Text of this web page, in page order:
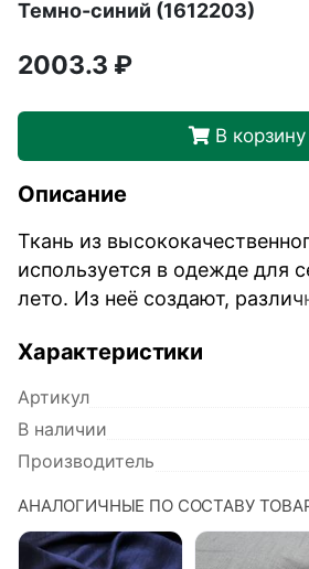
Темно-синий (1612203)
2003.3 ₽
В корзину
Описание
Ткань из
используется в одежде для
лето. Из неё создают,
используется для пошива
текстиля, например,
постельного белья.
Характеристики
Артикул
В наличии
Производитель
Цвет ткани
АНАЛОГИЧНЫЕ ПО СОСТАВУ